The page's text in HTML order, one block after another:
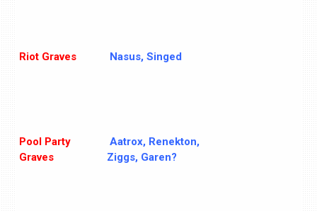
Riot Graves Nasus, Singed
Pool Party
Graves
Aatrox, Renekton,
Ziggs, Garen?